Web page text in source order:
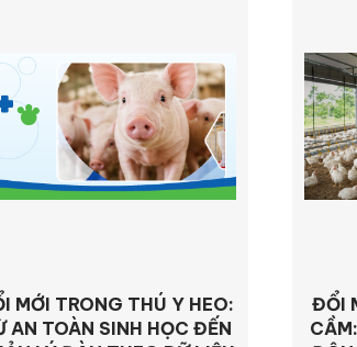
MỚI TRONG THÚ Y HEO:
AN TOÀN SINH HỌC ĐẾN
ĐỔI